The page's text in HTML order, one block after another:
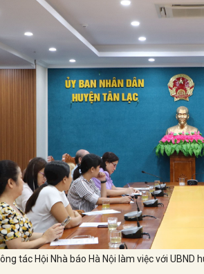
tác Hội Nhà báo Hà Nội làm việc với UBND